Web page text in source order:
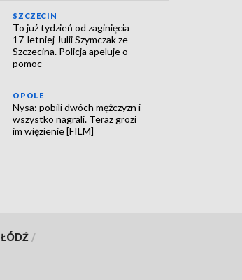
SZCZECIN
To już tydzień od zaginięcia
17-letniej Julii Szymczak ze
Szczecina. Policja apeluje o
pomoc
OPOLE
Nysa: pobili dwóch mężczyzn i
wszystko nagrali. Teraz grozi
im więzienie [FILM]
ŁÓDŹ /